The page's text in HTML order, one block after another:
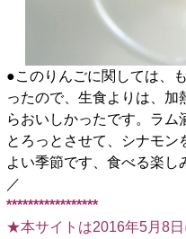
●このりんごに関しては、
ったので、生食よりは、加
らおいしかったです。ラム
とろっとさせて、シナモン
よい季節です、食べる楽
／
*****************
★本サイトは2016年5月8日